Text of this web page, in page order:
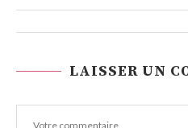
LAISSER UN